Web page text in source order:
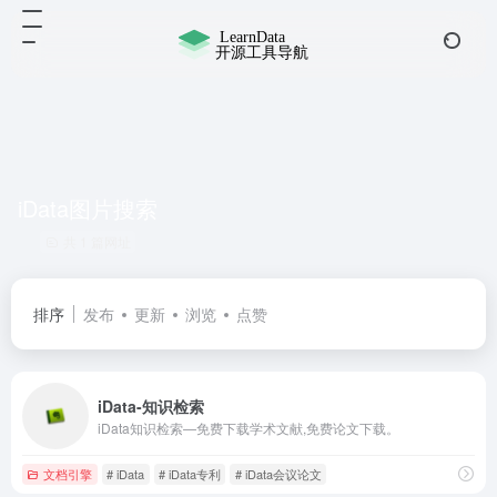
排序 发布 更新 浏览 点赞
iData-知识检索
iData知识检索—免费下载学术文献,免费论文下载。
文档引擎 # iData # iData专利 # iData会议论文